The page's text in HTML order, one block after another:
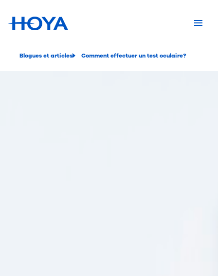
Blogues et articles Comment effectuer un test oculaire?